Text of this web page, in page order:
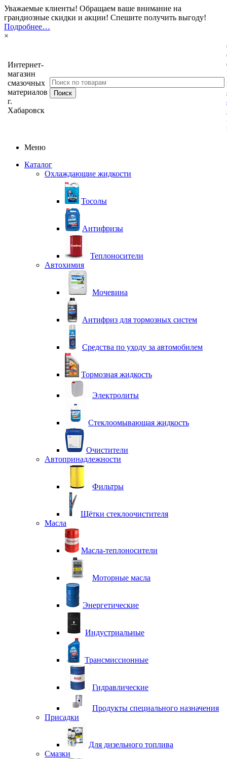
Уважаемые клиенты! Обращаем ваше внимание на
грандиозные скидки и акции! Спешите получить выгоду!
Подробнее…
×
Интернет-
магазин
смазочных
материалов
г.
Хабаровск
Меню
Каталог
Охлаждающие жидкости
Тосолы
Антифризы
Теплоносители
Автохимия
Мочевина
Антифриз для тормозных систем
Средства по уходу за автомобилем
Тормозная жидкость
Электролиты
Стеклоомывающая жидкость
Очистители
Автопринадлежности
Фильтры
Щётки стеклоочистителя
Масла
Масла-теплоносители
Моторные масла
Энергетические
Индустриальные
Трансмиссионные
Гидравлические
Продукты специального назначения
Присадки
Для дизельного топлива
Смазки